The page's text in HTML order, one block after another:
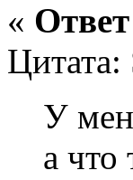
«
Цитата:
У
а что